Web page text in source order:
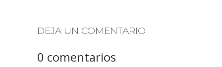
DEJA UN COMENTARIO
0 comentarios